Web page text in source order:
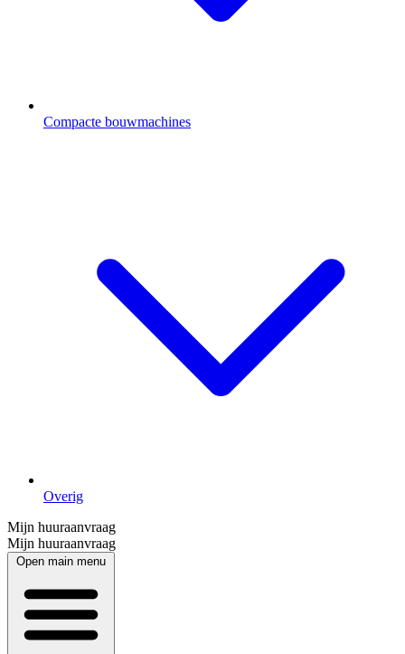
Compacte bouwmachines
Overig
Mijn huuraanvraag
Mijn huuraanvraag
Open main menu